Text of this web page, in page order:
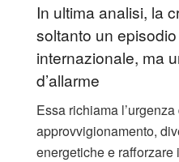
In ultima analisi, la
soltanto un
internazionale, ma
d’allarme
Essa richiama
approvvigionamento,
energetiche e